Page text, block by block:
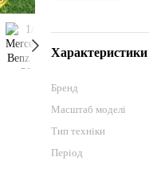
Характеристики
Бренд
Масштаб моделі
Тип техніки
Період